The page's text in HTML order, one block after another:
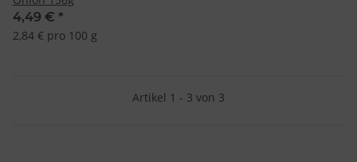
4,49 € *
2,84 € pro 100 g
Artikel 1 - 3 von 3
Daten aus verschiedenen Quellen
Verwendung reduzierter Daten zur Auswahl von Inhalten
Endgeräteeigenschaften zur Identifikation aktiv abfragen